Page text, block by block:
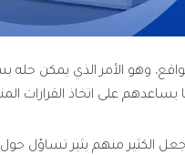
وهو الأمر الذي يمكن حله
على اتخاذ القرارات